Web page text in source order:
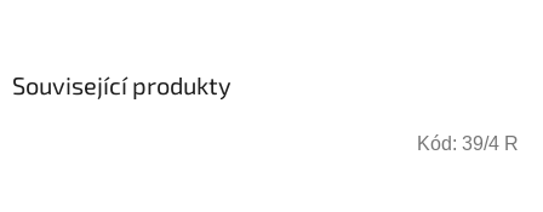
Související produkty
Kód: 39/4 R